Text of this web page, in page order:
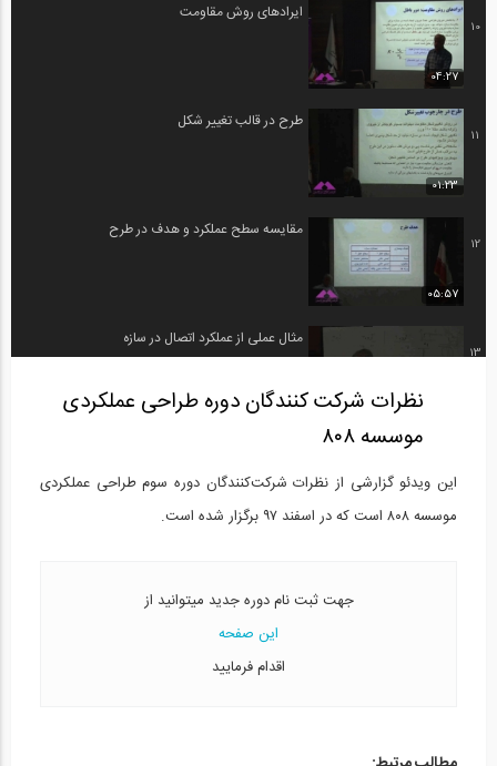
10
04:27
ایرادهای روش مقاومت
11
01:23
طرح در قالب تغییر شکل
12
05:57
مقایسه سطح عملکرد و هدف در طرح
13
مثال عملی از عملکرد اتصال در سازه
30:12
سمینار مقاوم سازی پل های طاقی سنگی راه...
نظرات شرکت‌ کنندگان دوره طراحی عملکردی
موسسه ۸۰۸
این ویدئو گزارشی از نظرات شرکت‌کنندگان دوره سوم طراحی عملکردی
موسسه ۸۰۸ است که در اسفند ۹۷ برگزار شده است.
جهت ثبت نام دوره جدید میتوانید از
این صفحه
اقدام فرمایید